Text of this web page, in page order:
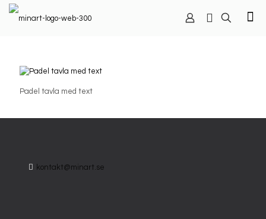
Padel tavla med text
kontakt@minart.se